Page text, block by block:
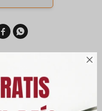

 